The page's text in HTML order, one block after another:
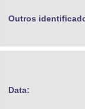
Outros
Data: